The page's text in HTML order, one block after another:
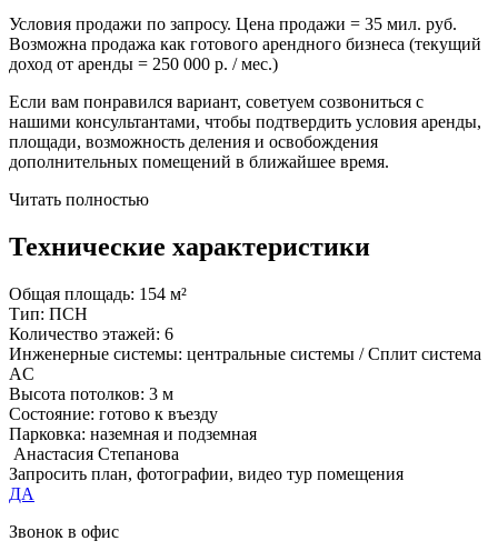
Условия продажи по запросу. Цена продажи = 35 мил. руб.
Возможна продажа как готового арендного бизнеса (текущий
доход от аренды = 250 000 р. / мес.)
Если вам понравился вариант, советуем созвониться с
нашими консультантами, чтобы подтвердить условия аренды,
площади, возможность деления и освобождения
дополнительных помещений в ближайшее время.
Читать полностью
Технические характеристики
Общая площадь: 154 м²
Тип: ПСН
Количество этажей: 6
Инженерные системы: центральные системы / Сплит система
AC
Высота потолков: 3 м
Состояние: готово к въезду
Парковка: наземная и подземная
Анастасия Степанова
Запросить план, фотографии, видео тур помещения
ДА
Звонок в офис